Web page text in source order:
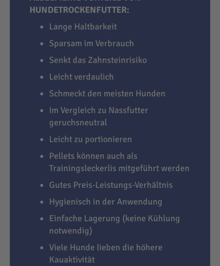
HUNDETROCKENFUTTER:
Lange Haltbarkeit
Sparsam im Verbrauch
Senkt das Zahnsteinrisiko
Leicht verdaulich
Schmeckt den meisten Hunden
Im Vergleich zu Nassfutter
geruchsneutral
Leicht zu portionieren
Pellets können auch als
Trainingsleckerlis mitgeführt werden
Gutes Preis-Leistungs-Verhältnis
Hygienisch in der Anwendung
Einfache Lagerung (keine Kühlung
notwendig)
Viele Hunde lieben die höhere
Kauaktivität